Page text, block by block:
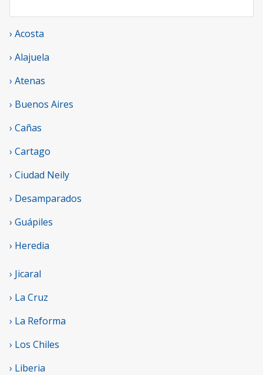
› Acosta
› Alajuela
› Atenas
› Buenos Aires
› Cañas
› Cartago
› Ciudad Neily
› Desamparados
› Guápiles
› Heredia
› Jicaral
› La Cruz
› La Reforma
› Los Chiles
› Liberia